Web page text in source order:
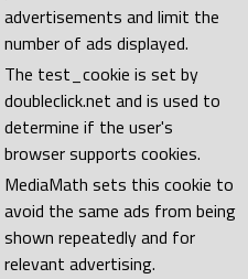
advertisements and limit the
number of ads displayed.
The test_cookie is set by
doubleclick.net and is used to
determine if the user's
browser supports cookies.
MediaMath sets this cookie to
avoid the same ads from being
shown repeatedly and for
relevant advertising.